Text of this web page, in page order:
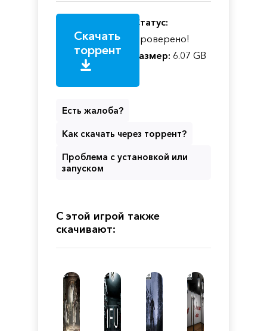
Скачать
торрент
Статус:
Проверено!
Размер: 6.07 GB
Есть жалоба?
Как скачать через торрент?
Проблема с установкой или
запуском
С этой игрой также
скачивают: